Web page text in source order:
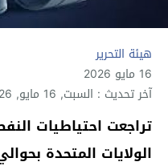
هيئة التحرير
16 مايو 2026
آخر تحديث : السبت, 16 مايو, 2026 - 6:52 مساءً
تراجعت احتياطيات